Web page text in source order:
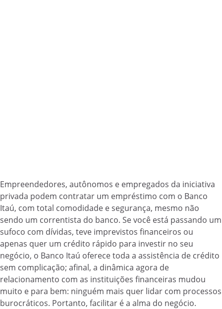
Empreendedores, autônomos e empregados da iniciativa
privada podem contratar um empréstimo com o Banco
Itaú, com total comodidade e segurança, mesmo não
sendo um correntista do banco. Se você está passando um
sufoco com dívidas, teve imprevistos financeiros ou
apenas quer um crédito rápido para investir no seu
negócio, o Banco Itaú oferece toda a assistência de crédito
sem complicação; afinal, a dinâmica agora de
relacionamento com as instituições financeiras mudou
muito e para bem: ninguém mais quer lidar com processos
burocráticos. Portanto, facilitar é a alma do negócio.